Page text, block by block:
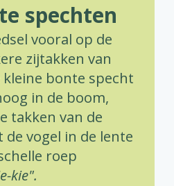
spechten
vooral op de
zijtakken van
bonte specht
in de boom,
takken van de
de vogel in de lente
roep
kie".